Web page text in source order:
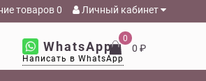
товаров0 Личный кабинет
WhatsApp
Написать в WhatsApp
0
0 ₽